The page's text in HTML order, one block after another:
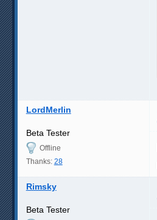
LordMerlin
Beta Tester
Offline
Thanks: 28
Rimsky
Beta Tester